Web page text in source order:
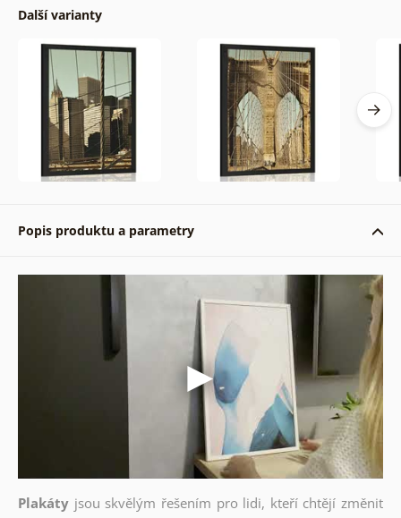
Další varianty
Popis produktu a parametry
Plakáty jsou skvělým řešením pro lidi, kteří chtějí změnit